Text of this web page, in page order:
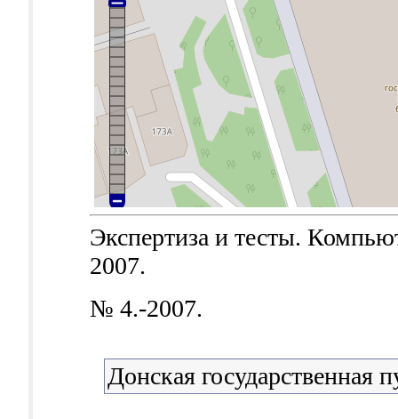
Экспертиза и тесты.
2007.
№ 4.-2007.
Донская государственная